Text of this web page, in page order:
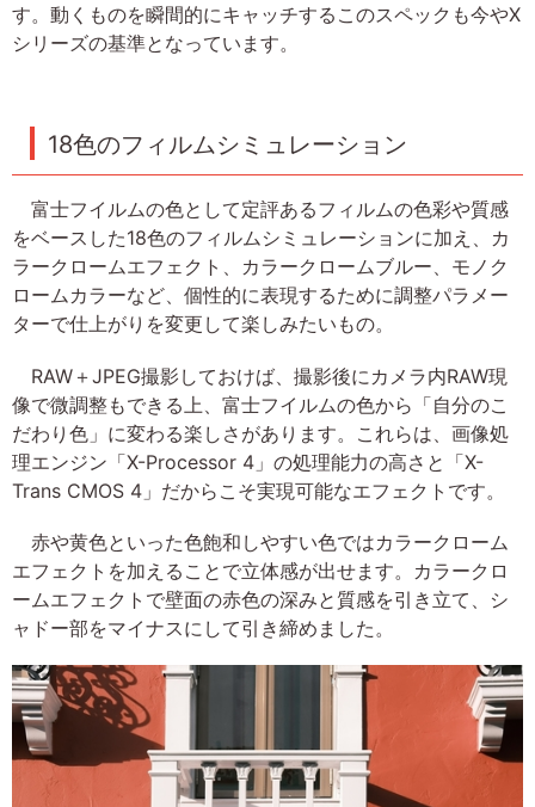
す。動くものを瞬間的にキャッチするこのスペックも今やX
シリーズの基準となっています。
18色のフィルムシミュレーション
富士フイルムの色として定評あるフィルムの色彩や質感
をベースした18色のフィルムシミュレーションに加え、カ
ラークロームエフェクト、カラークロームブルー、モノク
ロームカラーなど、個性的に表現するために調整パラメー
ターで仕上がりを変更して楽しみたいもの。
RAW＋JPEG撮影しておけば、撮影後にカメラ内RAW現
像で微調整もできる上、富士フイルムの色から「自分のこ
だわり色」に変わる楽しさがあります。これらは、画像処
理エンジン「X-Processor 4」の処理能力の高さと「X-
Trans CMOS 4」だからこそ実現可能なエフェクトです。
赤や黄色といった色飽和しやすい色ではカラークローム
エフェクトを加えることで立体感が出せます。カラークロ
ームエフェクトで壁面の赤色の深みと質感を引き立て、シ
ャドー部をマイナスにして引き締めました。